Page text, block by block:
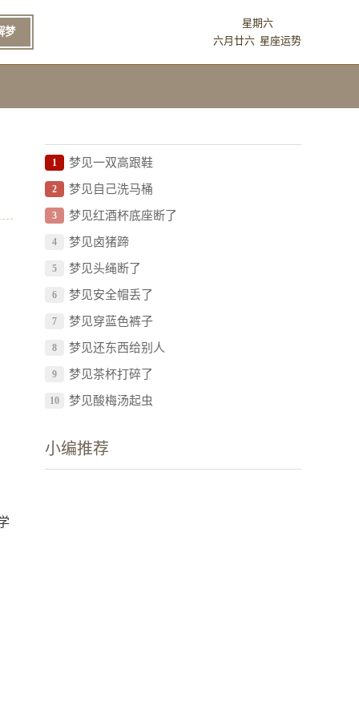
梦
星期六
六月廿六 星座运势
1 梦见一双高跟鞋
2 梦见自己洗马桶
3 梦见红酒杯底座断了
4 梦见卤猪蹄
5 梦见头绳断了
6 梦见安全帽丢了
7 梦见穿蓝色裤子
8 梦见还东西给别人
9 梦见茶杯打碎了
10 梦见酸梅汤起虫
小编推荐